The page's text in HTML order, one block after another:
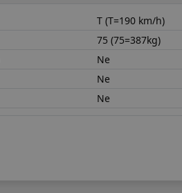
T (T=190 km/h)
75 (75=387kg)
Ne
Ne
Ne